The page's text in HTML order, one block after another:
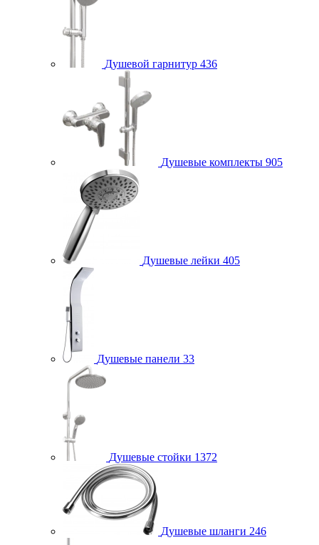
Душевой гарнитур 436
Душевые комплекты 905
Душевые лейки 405
Душевые панели 33
Душевые стойки 1372
Душевые шланги 246